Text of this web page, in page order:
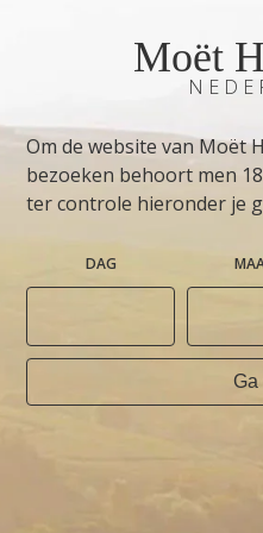
Moët
Om de website van Moët
bezoeken behoort men
ter controle hieronder je
DAG